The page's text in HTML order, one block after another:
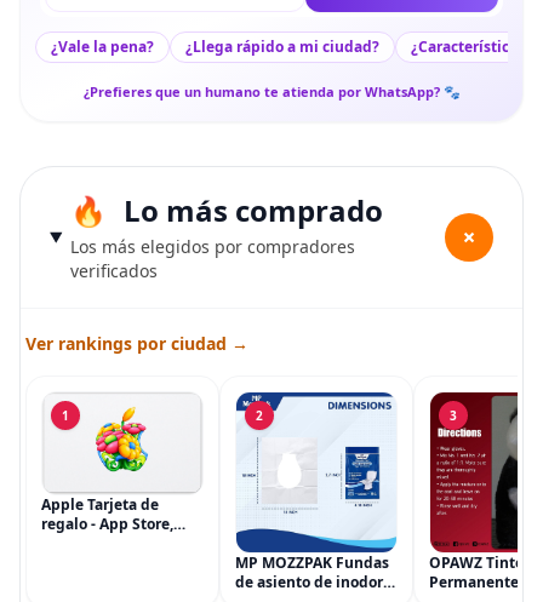
¿Vale la pena? ¿Llega rápido a mi ciudad? ¿Características
¿Prefieres que un humano te atienda por WhatsApp? 🐾
Lo más comprado
Los más elegidos por compradores
verificados
+
Ver rankings por ciudad →
1
Apple Tarjeta de
regalo - App Store,
2
MP MOZZPAK Fundas
de asiento de inodoro
3
OPAWZ Tinte
Permanente